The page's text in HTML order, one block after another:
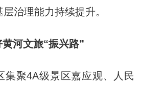
治理能力持续提升。
河文旅“振兴路”
聚4A级景区嘉应观、人民